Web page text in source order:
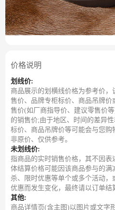
价格说明
划线价:
商品展示的划横线价格为参考价
售价、品牌专柜标价、商品吊牌
售价(如厂商指导价、建议零售价
的销售价;由于地区、时间的差异
标价、商品吊牌价等可能会与您
非原价、仅供参考。
未划线价:
指商品的实时销售价格，其不因
体结算价格可能因该商品参与的满
杀、限时优惠等单个或多个活动
优惠而发生变化，最终请以订单结
其他:
商品详情页(含主图)以图片或文字